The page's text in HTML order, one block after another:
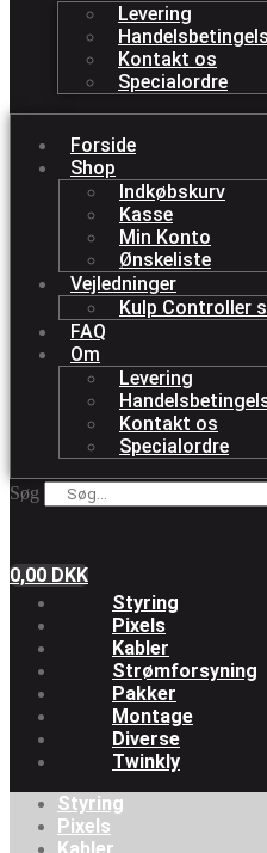
Levering
Kontakt os
Specialordre
Forside
Shop
Indkøbskurv
Kasse
Min Konto
Ønskeliste
Vejledninger
Kulp Controller
FAQ
Om
Levering
Kontakt os
Specialordre
Søg
0,00 DKK
Styring
Pixels
Kabler
Strømforsyning
Pakker
Montage
Diverse
Twinkly
Styring
Pixels